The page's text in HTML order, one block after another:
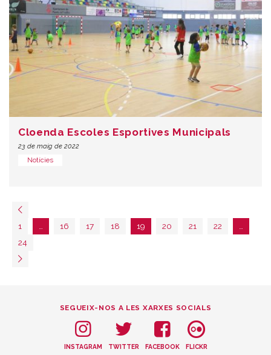
Cloenda Escoles Esportives Municipals
23 de maig de 2022
Notícies
1 … 16 17 18 19 20 21 22
…
24
SEGUEIX-NOS A LES XARXES SOCIALS
INSTAGRAM TWITTER FACEBOOK FLICKR